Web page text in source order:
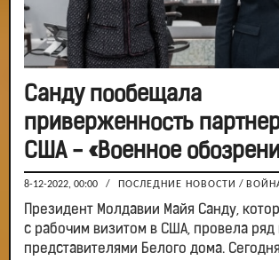
Санду пообещала
приверженность
США - «Военное
8-12-2022, 00:00 / ПОСЛЕДНИЕ НОВОСТИ /
Президент Молдавии Майя Санду,
с рабочим визитом в США, провела ряд
представителями Белого дома.